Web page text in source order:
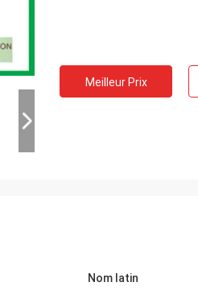
Meilleur Prix
Nom latin